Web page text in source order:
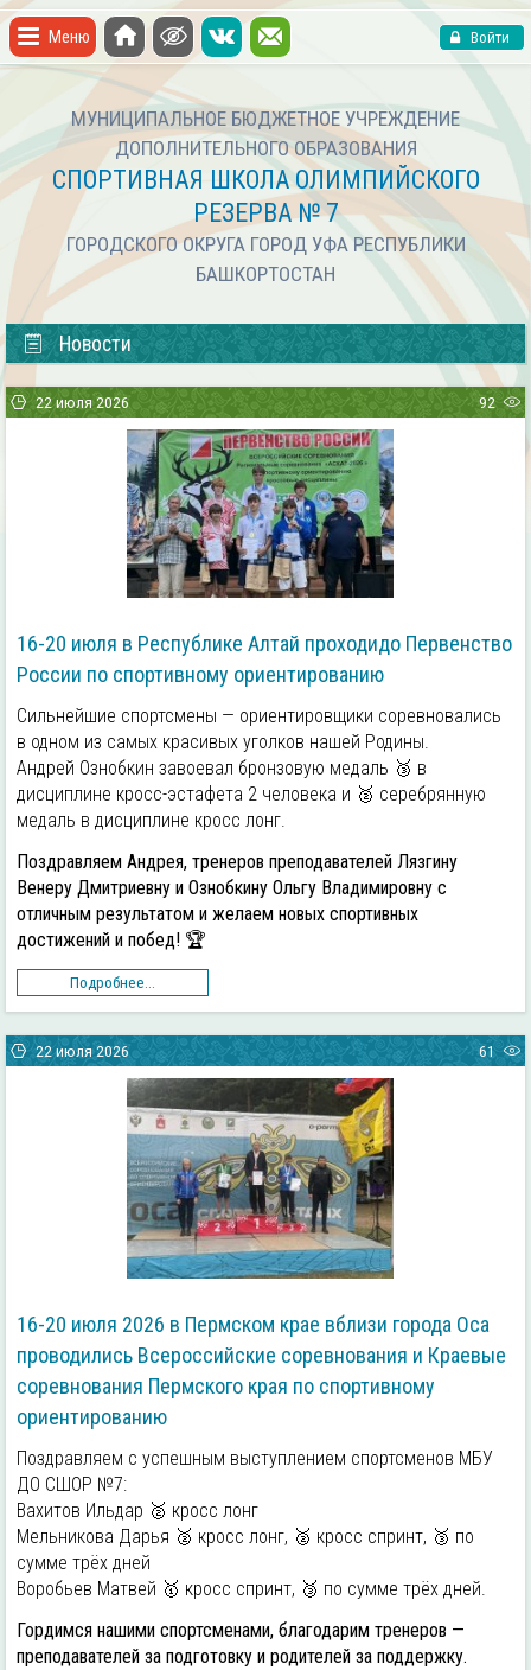
Меню Войти
МУНИЦИПАЛЬНОЕ БЮДЖЕТНОЕ УЧРЕЖДЕНИЕ
ДОПОЛНИТЕЛЬНОГО ОБРАЗОВАНИЯ
СПОРТИВНАЯ ШКОЛА ОЛИМПИЙСКОГО
РЕЗЕРВА № 7
ГОРОДСКОГО ОКРУГА ГОРОД УФА РЕСПУБЛИКИ
БАШКОРТОСТАН
Новости
22 июля 2026 92
16-20 июля в Республике Алтай проходидо Первенство
России по спортивному ориентированию
Сильнейшие спортсмены — ориентировщики соревновались
в одном из самых красивых уголков нашей Родины.
Андрей Ознобкин завоевал бронзовую медаль 🥉 в
дисциплине кросс-эстафета 2 человека и 🥈 серебрянную
медаль в дисциплине кросс лонг.
Поздравляем Андрея, тренеров преподавателей Лязгину
Венеру Дмитриевну и Ознобкину Ольгу Владимировну с
отличным результатом и желаем новых спортивных
достижений и побед! 🏆
Подробнее...
22 июля 2026 61
16-20 июля 2026 в Пермском крае вблизи города Оса
проводились Всероссийские соревнования и Краевые
соревнования Пермского края по спортивному
ориентированию
Поздравляем с успешным выступлением спортсменов МБУ
ДО СШОР №7:
Вахитов Ильдар 🥈 кросс лонг
Мельникова Дарья 🥈 кросс лонг, 🥈 кросс спринт, 🥉 по
сумме трёх дней
Воробьев Матвей 🥇 кросс спринт, 🥉 по сумме трёх дней.
Гордимся нашими спортсменами, благодарим тренеров —
преподавателей за подготовку и родителей за поддержку.